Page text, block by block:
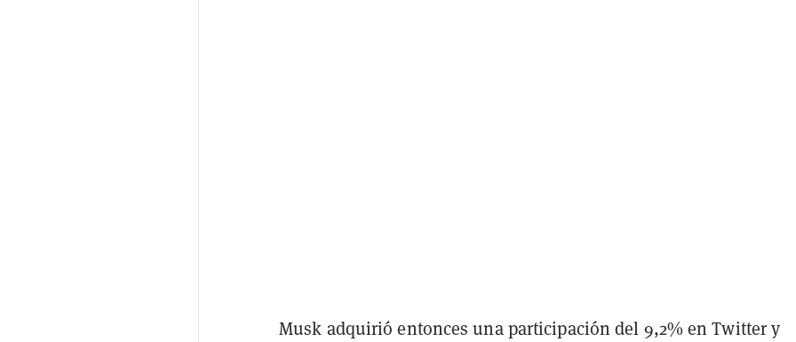
Musk adquirió entonces una participación del 9,2% en Twitter y